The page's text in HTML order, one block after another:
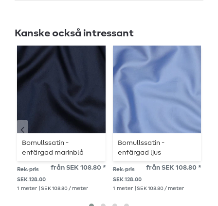
Kanske också intressant
Bomullssatin -
enfärgad marinblå
Rek. pris
SEK 128.00
från SEK 108.80 *
1 meter | SEK 108.80 / meter
Bomullssatin -
enfärgad ljus
lavendelblå
Rek. pris
SEK 128.00
från SEK 108.80 *
1 meter | SEK 108.80 / meter